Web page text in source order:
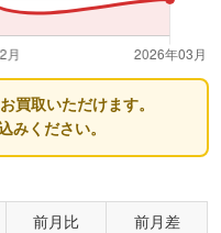
買取いただけます。
みください。
前月比 前月差